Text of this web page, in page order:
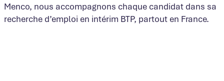
Menco, nous accompagnons chaque candidat dans sa
recherche d’emploi en intérim BTP, partout en France.